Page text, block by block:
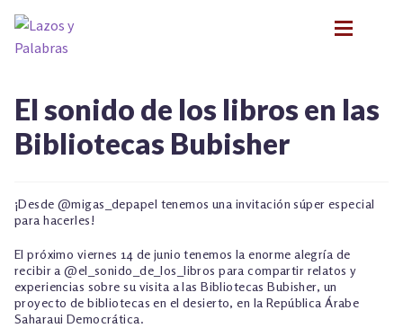
Ir
a
Ir
al
PRESENTACIONES
FORMACIÓN
PSICOANÁLISIS Y LITERATURA INFANTIL
INFANCIA Y VÍNCULOS
PRESENTACIONES
FORMACIÓN
CONTACTO
EN LOS MEDIOS
LITERATURA INFANTIL Y JUVENIL
PSICOANÁLISIS Y LITERATURA INFANTIL
INFANCIA Y VÍNCULOS
El sonido de los libros en las
Bibliotecas Bubisher
¡Desde @migas_depapel tenemos una invitación súper especial
para hacerles!
El próximo viernes 14 de junio tenemos la enorme alegría de
recibir a @el_sonido_de_los_libros para compartir relatos y
experiencias sobre su visita a las Bibliotecas Bubisher, un
proyecto de bibliotecas en el desierto, en la República Árabe
Saharaui Democrática.